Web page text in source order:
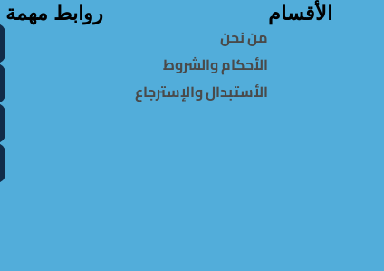
الأقسام روابط مهمة
من نحن
الأحكام والشروط
الأستبدال والإسترجاع